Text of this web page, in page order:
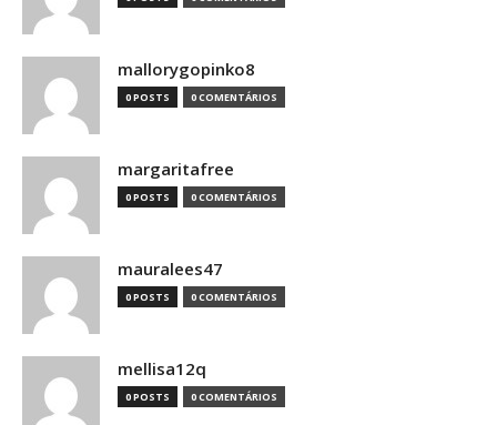
mallorygopinko8
0 POSTS 0 COMENTÁRIOS
margaritafree
0 POSTS 0 COMENTÁRIOS
mauralees47
0 POSTS 0 COMENTÁRIOS
mellisa12q
0 POSTS 0 COMENTÁRIOS